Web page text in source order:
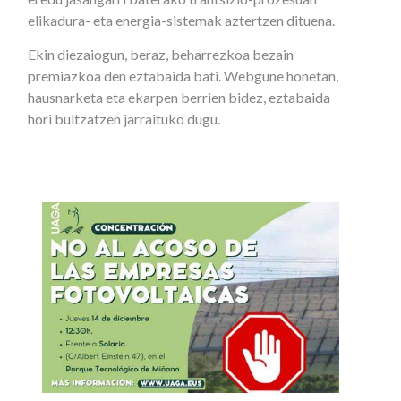
elikadura- eta energia-sistemak aztertzen dituena.
Ekin diezaiogun, beraz, beharrezkoa bezain
premiazkoa den eztabaida bati. Webgune honetan,
hausnarketa eta ekarpen berrien bidez, eztabaida
hori bultzatzen jarraituko dugu.